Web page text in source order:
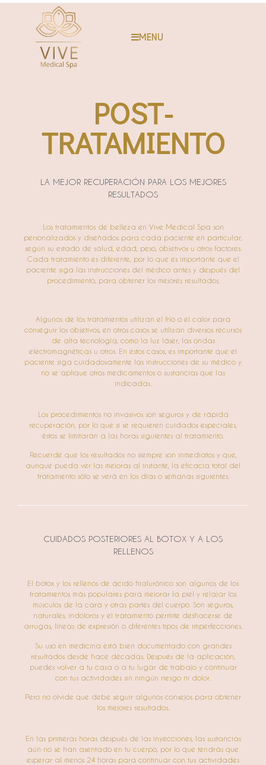
MENU
POST-
TRATAMIENTO
LA MEJOR RECUPERACIÓN PARA LOS MEJORES
RESULTADOS
Los tratamientos de belleza en Vive Medical Spa son
personalizados y diseñados para cada paciente en particular,
según su estado de salud, edad, peso, objetivos u otros factores.
Cada tratamiento es diferente, por lo que es importante que el
paciente siga las instrucciones del médico antes y después del
procedimiento, para obtener los mejores resultados.
Algunos de los tratamientos utilizan el frío o el calor para
conseguir los objetivos, en otros casos se utilizan diversos recursos
de alta tecnología, como la luz láser, las ondas
electromagnéticas u otros. En estos casos, es importante que el
paciente siga cuidadosamente las instrucciones de su médico y
no se aplique otros medicamentos o sustancias que las
indicadas.
Los procedimientos no invasivos son seguros y de rápida
recuperación, por lo que si se requieren cuidados especiales,
éstos se limitarán a las horas siguientes al tratamiento.
Recuerde que los resultados no siempre son inmediatos y que,
aunque pueda ver las mejoras al instante, la eficacia total del
tratamiento sólo se verá en los días o semanas siguientes.
CUIDADOS POSTERIORES AL BOTOX Y A LOS
RELLENOS
El botox y los rellenos de ácido hialurónico son algunos de los
tratamientos más populares para mejorar la piel y relajar los
músculos de la cara y otras partes del cuerpo. Son seguros,
naturales, indoloros y el tratamiento permite deshacerse de
arrugas, líneas de expresión o diferentes tipos de imperfecciones.
Su uso en medicina está bien documentado con grandes
resultados desde hace décadas. Después de la aplicación,
puedes volver a tu casa o a tu lugar de trabajo y continuar
con tus actividades sin ningún riesgo ni dolor.
Pero no olvide que debe seguir algunos consejos para obtener
los mejores resultados.
En las primeras horas después de las inyecciones, las sustancias
aún no se han asentado en tu cuerpo, por lo que tendrás que
esperar al menos 24 horas para continuar con tus actividades